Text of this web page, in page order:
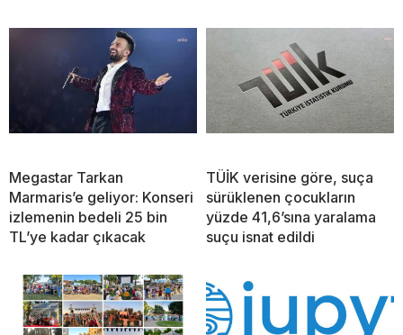
Megastar Tarkan
Marmaris’e geliyor: Konseri
izlemenin bedeli 25 bin
TL’ye kadar çıkacak
TÜİK verisine göre, suça
sürüklenen çocukların
yüzde 41,6’sına yaralama
suçu isnat edildi